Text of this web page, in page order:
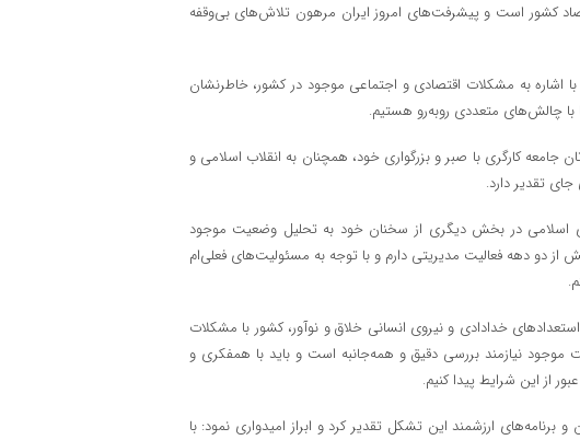
کشور است و پیشرفت‌های امروز ایران مرهون تلاش‌های بی‌وقفه
اشاره به مشکلات اقتصادی و اجتماعی موجود در کشور، خاطرنشان
با چالش‌های متعددی روبه‌رو هستیم.
جامعه کارگری با صبر و بزرگواری خود، همچنان به انقلاب اسلامی و
جای تقدیر دارد.
اسلامی در بخش دیگری از سخنان خود به تحلیل وضعیت موجود
دو دهه فعالیت مدیریتی دارم و با توجه به مسئولیت‌های فعلی‌ام
خدادادی و نیروی انسانی خلاق و نوآور، کشور با مشکلات
نیازمند بررسی دقیق و همه‌جانبه است و باید با همفکری و
از این شرایط پیدا کنیم.
برنامه‌های ارزشمند این تشکل تقدیر کرد و ابراز امیدواری نمود: با